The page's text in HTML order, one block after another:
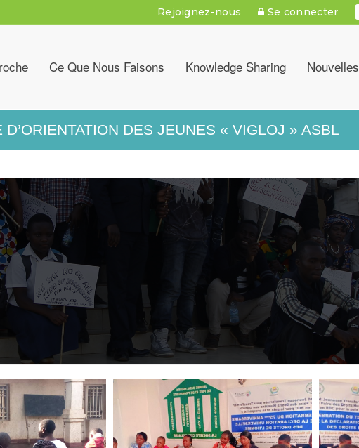
Rejoignez-nous Se connecter
Ce Que Nous Faisons Knowledge Sharing Nouvelles
DES JEUNES « VIGLOJ » ASBL